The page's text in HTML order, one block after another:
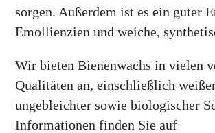
sorgen. Außerdem ist es ein guter
Emollienzien und weiche,
Wir bieten Bienenwachs in vielen
Qualitäten an, einschließlich
ungebleichter sowie biologischer
Informationen finden Sie auf